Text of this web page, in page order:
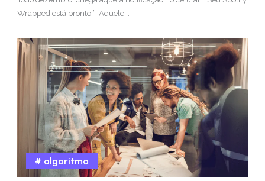
Wrapped está pronto!”. Aquele...
algoritmo